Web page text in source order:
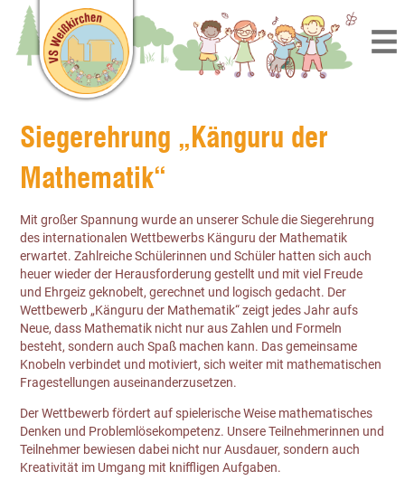
Siegerehrung „Känguru der
Mathematik“
Mit großer Spannung wurde an unserer Schule die Siegerehrung
des internationalen Wettbewerbs Känguru der Mathematik
erwartet. Zahlreiche Schülerinnen und Schüler hatten sich auch
heuer wieder der Herausforderung gestellt und mit viel Freude
und Ehrgeiz geknobelt, gerechnet und logisch gedacht. Der
Wettbewerb „Känguru der Mathematik“ zeigt jedes Jahr aufs
Neue, dass Mathematik nicht nur aus Zahlen und Formeln
besteht, sondern auch Spaß machen kann. Das gemeinsame
Knobeln verbindet und motiviert, sich weiter mit mathematischen
Fragestellungen auseinanderzusetzen.
Der Wettbewerb fördert auf spielerische Weise mathematisches
Denken und Problemlösekompetenz. Unsere Teilnehmerinnen und
Teilnehmer bewiesen dabei nicht nur Ausdauer, sondern auch
Kreativität im Umgang mit kniffligen Aufgaben.